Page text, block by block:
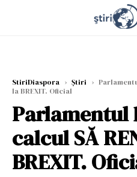
StiriDiaspora › Știri ›
la BREXIT. Oficial
calcul SĂ
BREXIT.